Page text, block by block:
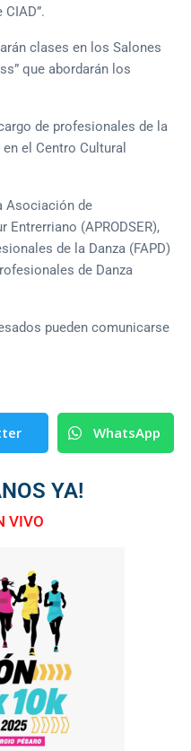
clases en los Salones
que abordarán los
de profesionales de la
el Centro Cultural
Asociación de
Entrerriano (APRODSER),
de la Danza (FAPD)
de Danza
pueden comunicarse
WhatsApp
YA!
VIVO